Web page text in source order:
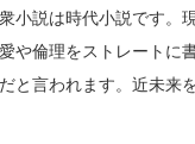
小説は時代小説です。
や倫理をストレートに
と言われます。近未